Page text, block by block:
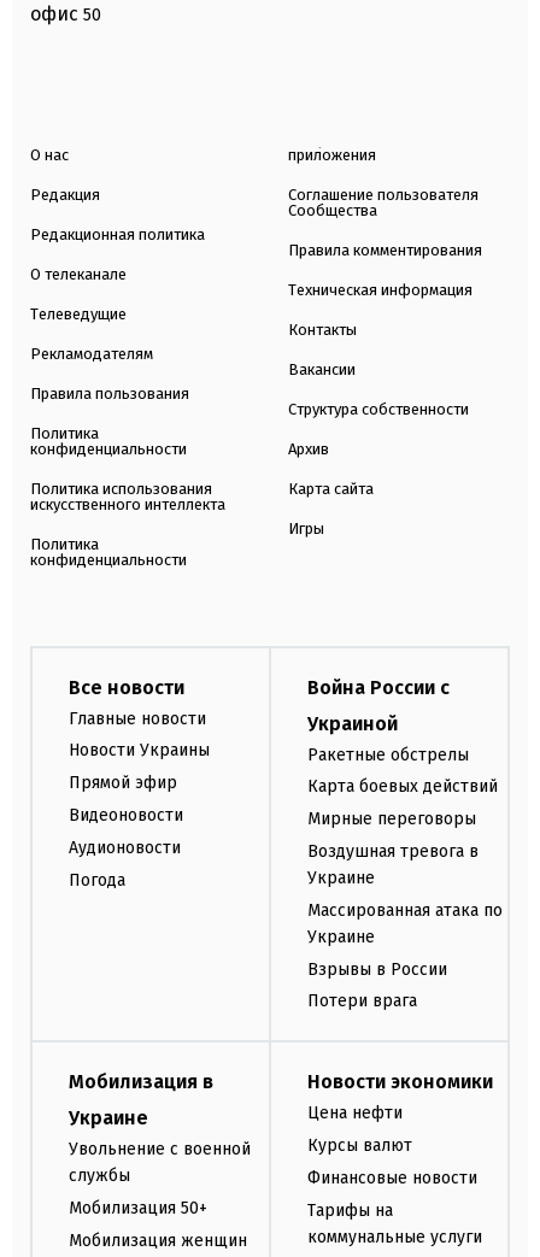
офис 50
О нас
Редакция
Редакционная политика
О телеканале
Телеведущие
Рекламодателям
Правила пользования
Политика
конфиденциальности
Политика использования
искусственного интеллекта
Политика
конфиденциальности
приложения
Соглашение пользователя
Сообщества
Правила комментирования
Техническая информация
Контакты
Вакансии
Структура собственности
Архив
Карта сайта
Игры
Все новости
Главные новости
Новости Украины
Прямой эфир
Видеоновости
Аудионовости
Погода
Война России с
Украиной
Ракетные обстрелы
Карта боевых действий
Мирные переговоры
Воздушная тревога в
Украине
Массированная атака по
Украине
Взрывы в России
Потери врага
Мобилизация в
Украине
Увольнение с военной
службы
Мобилизация 50+
Мобилизация женщин
Новости экономики
Цена нефти
Курсы валют
Финансовые новости
Тарифы на
коммунальные услуги